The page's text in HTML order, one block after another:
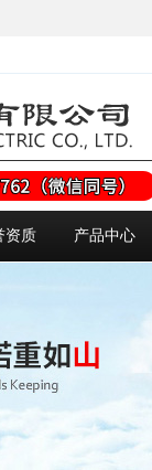
资质 产品中心